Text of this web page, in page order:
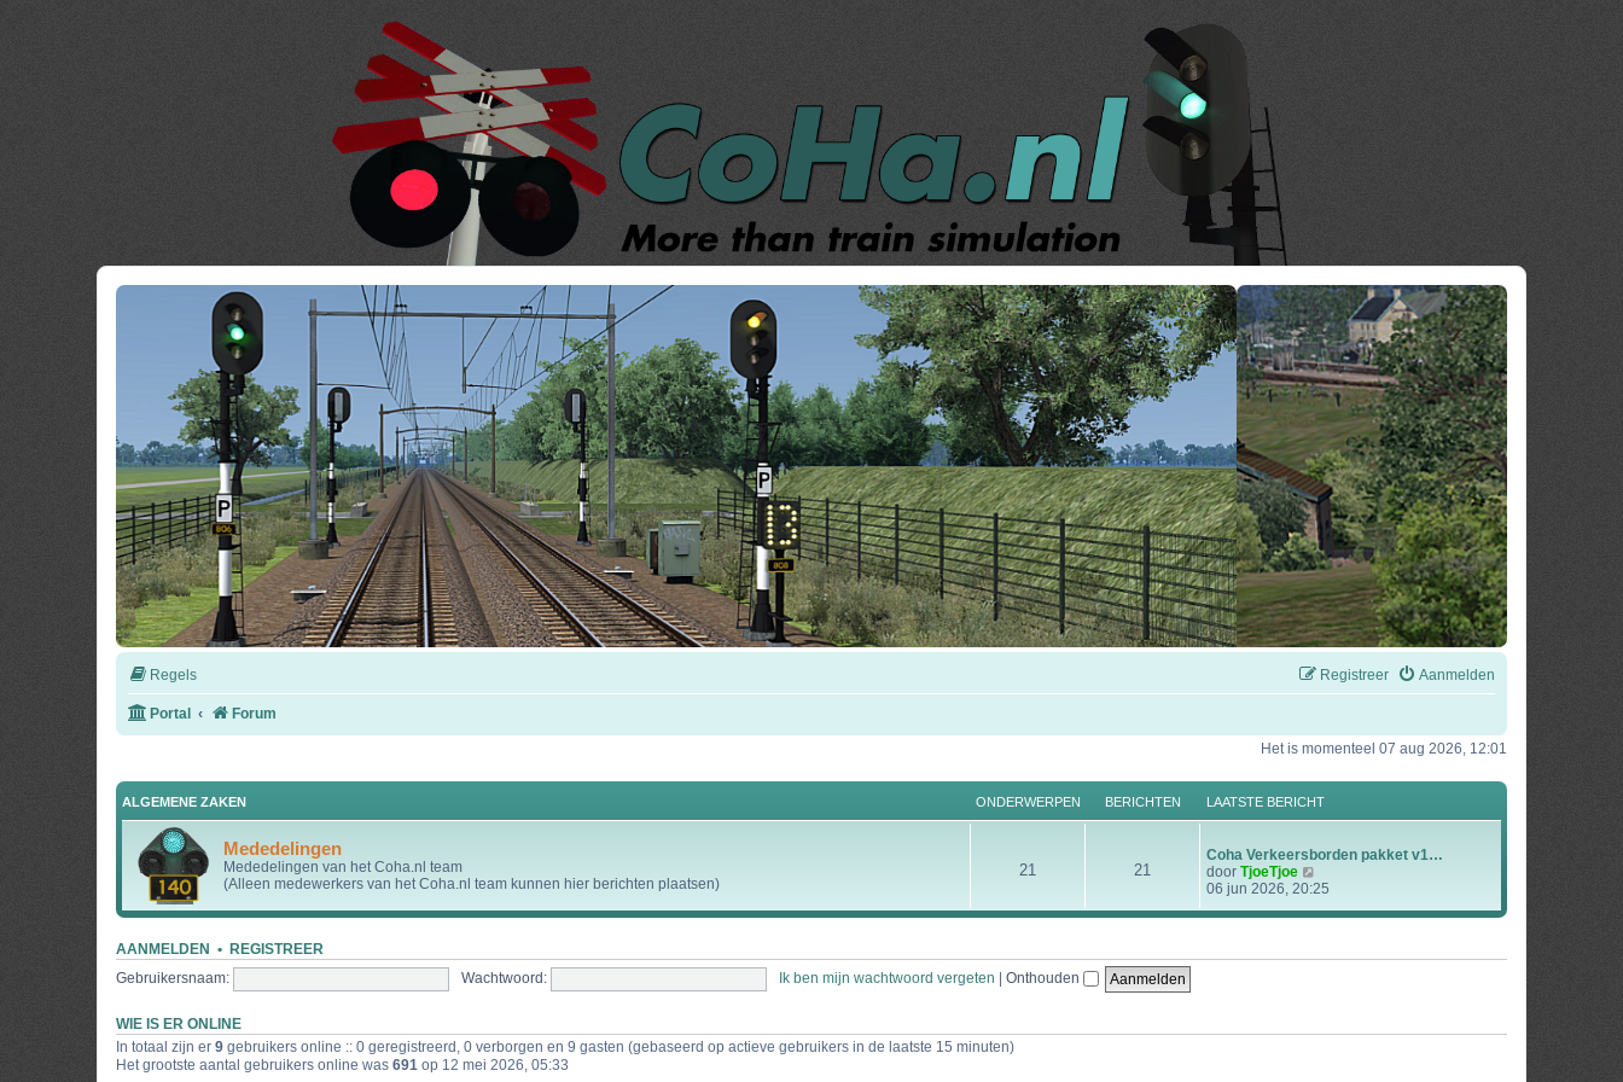
Regels Aanmelden
Registreer
Portal Forum
Het is momenteel 07 aug 2026, 12:01
ALGEMENE ZAKEN ONDERWERPEN BERICHTEN LAATSTE BERICHT
Mededelingen
Mededelingen van het Coha.nl team
(Alleen medewerkers van het Coha.nl team kunnen hier berichten plaatsen)
21 21
Coha Verkeersborden pakket v1…
door TjoeTjoe
e
i
s
06 jun 2026, 20:25
AANMELDEN • REGISTREER
Gebruikersnaam: Wachtwoord: Ik ben mijn wachtwoord vergeten | Onthouden
WIE IS ER ONLINE
In totaal zijn er 9 gebruikers online :: 0 geregistreerd, 0 verborgen en 9 gasten (gebaseerd op actieve gebruikers in de laatste 15 minuten)
Het grootste aantal gebruikers online was 691 op 12 mei 2026, 05:33